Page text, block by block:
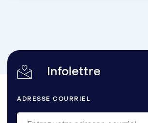
Infolettre
ADRESSE COURRIEL